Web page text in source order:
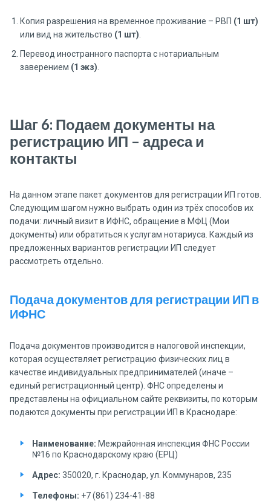
Копия разрешения на временное проживание – РВП (1 шт)
или вид на жительство (1 шт)
Перевод иностранного паспорта с нотариальным
заверением (1 экз)
Шаг 6: Подаем документы на
регистрацию ИП – адреса и
контакты
На данном этапе пакет документов для регистрации ИП готов.
Следующим шагом нужно выбрать один из трёх способов их
подачи: личный визит в ИФНС, обращение в МФЦ (Мои
документы) или обратиться к услугам нотариуса. Каждый из
предложенных вариантов регистрации ИП следует
рассмотреть отдельно.
Подача документов для регистрации ИП в
ИФНС
Подача документов производится в налоговой инспекции,
которая осуществляет регистрацию физических лиц в
качестве индивидуальных предпринимателей (иначе –
единый регистрационный центр). ФНС определены и
представлены на официальном сайте реквизиты, по которым
подаются документы при регистрации ИП в Краснодаре:
Наименование: Межрайонная инспекция ФНС России
№16 по Краснодарскому краю (ЕРЦ)
Адрес:350020, г. Краснодар, ул. Коммунаров, 235
Телефоны: +7 (861) 234-41-88